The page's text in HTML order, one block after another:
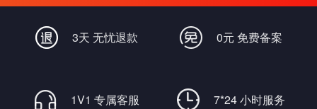
3天 无忧退款 0元 免费备案
1V1 专属客服 7*24 小时服务